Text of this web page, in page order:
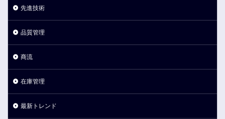
先進技術
品質管理
商流
在庫管理
最新トレンド